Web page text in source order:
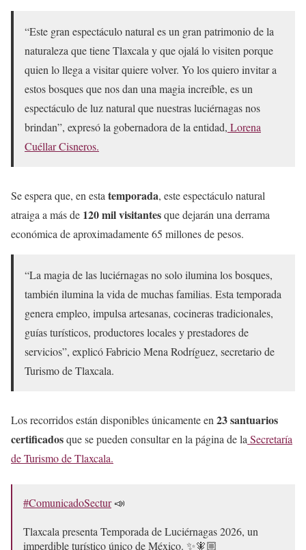
“Este gran espectáculo natural es un gran patrimonio de la
naturaleza que tiene Tlaxcala y que ojalá lo visiten porque
quien lo llega a visitar quiere volver. Yo los quiero invitar a
estos bosques que nos dan una magia increíble, es un
espectáculo de luz natural que nuestras luciérnagas nos
brindan”, expresó la gobernadora de la entidad, Lorena
Cuéllar Cisneros.
Se espera que, en esta temporada, este espectáculo natural
atraiga a más de 120 mil visitantesque dejarán una derrama
económica de aproximadamente 65 millones de pesos.
“La magia de las luciérnagas no solo ilumina los bosques,
también ilumina la vida de muchas familias. Esta temporada
genera empleo, impulsa artesanas, cocineras tradicionales,
guías turísticos, productores locales y prestadores de
servicios”, explicó Fabricio Mena Rodríguez, secretario de
Turismo de Tlaxcala.
Los recorridos están disponibles únicamente en 23 santuarios
certificadosque se pueden consultar en la página de la Secretaría
de Turismo de Tlaxcala.
#ComunicadoSectur📣
Tlaxcala presenta Temporada de Luciérnagas 2026, un
imperdible turístico único de México. ✨🧚🏼